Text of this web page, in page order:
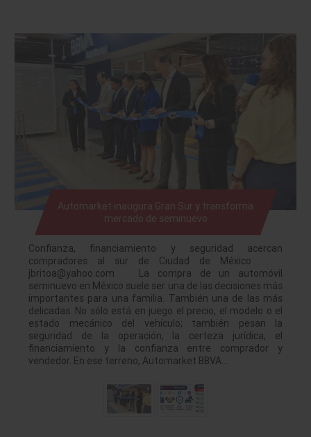
Automarket inaugura Gran Sur y transforma
mercado de seminuevo
Confianza, financiamiento y seguridad acercan
compradores al sur de Ciudad de México
jbritoa@yahoo.com La compra de un automóvil
seminuevo en México suele ser una de las decisiones más
importantes para una familia. También una de las más
delicadas. No sólo está en juego el precio, el modelo o el
estado mecánico del vehículo; también pesan la
seguridad de la operación, la certeza jurídica, el
financiamiento y la confianza entre comprador y
vendedor. En ese terreno, Automarket BBVA…